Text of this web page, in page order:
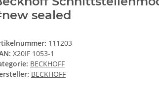
sealed
111203
X20IF 1053-1
BECKHOFF
BECKHOFF